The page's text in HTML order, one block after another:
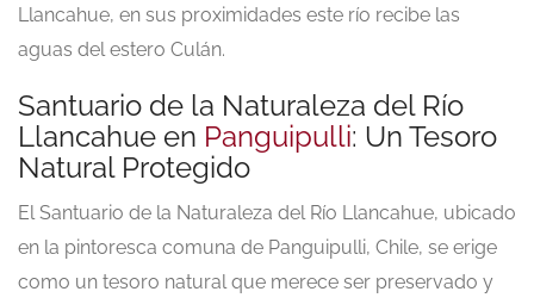
Llancahue, en sus proximidades este río recibe las
aguas del estero Culán.
Santuario de la Naturaleza del Río
Llancahue en Panguipulli: Un Tesoro
Natural Protegido
El Santuario de la Naturaleza del Río Llancahue, ubicado
en la pintoresca comuna de Panguipulli, Chile, se erige
como un tesoro natural que merece ser preservado y